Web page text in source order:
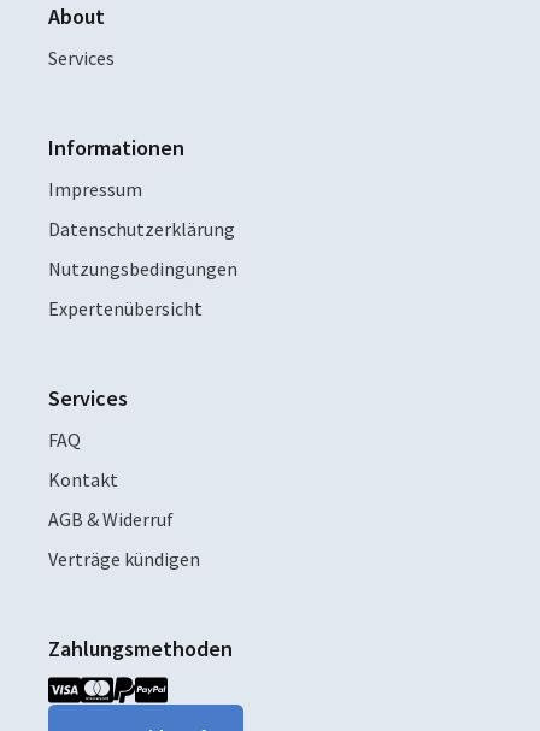
About
Services
Informationen
Impressum
Datenschutzerklärung
Nutzungsbedingungen
Expertenübersicht
Services
FAQ
Kontakt
AGB & Widerruf
Verträge kündigen
Zahlungsmethoden